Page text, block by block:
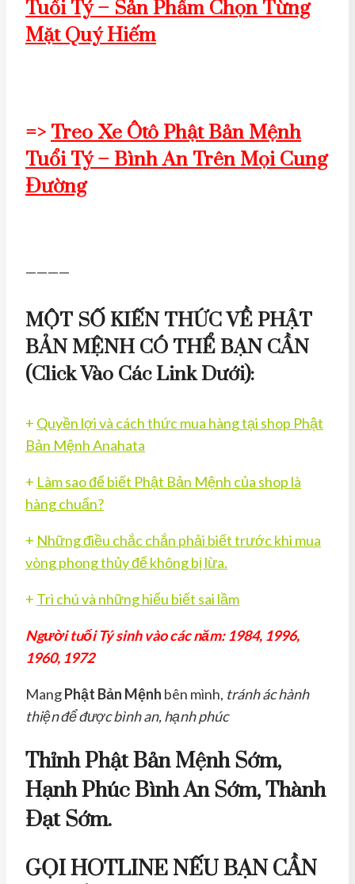
Tuổi Tý – Sản Phẩm Chọn Từng
Mặt Quý Hiếm
=> Treo Xe Ôtô Phật Bản Mệnh
Tuổi Tý – Bình An Trên Mọi Cung
Đường
————
MỘT SỐ KIẾN THỨC VỀ PHẬT
BẢN MỆNH CÓ THỂ BẠN CẦN
(click Vào Các Link Dưới):
+ Quyền lợi và cách thức mua hàng tại shop Phật
Bản Mệnh Anahata
+ Làm sao để biết Phật Bản Mệnh của shop là
hàng chuẩn?
+ Những điều chắc chắn phải biết trước khi mua
vòng phong thủy để không bị lừa.
+ Trì chú và những hiểu biết sai lầm
Người tuổi Tý sinh vào các năm: 1984, 1996,
1960, 1972
MangPhật Bản Mệnh bên mình, tránh ác hành
thiện để được bình an, hạnh phúc
Thỉnh Phật Bản Mệnh Sớm,
Hạnh Phúc Bình An Sớm, Thành
Đạt Sớm.
GỌI HOTLINE NẾU BẠN CẦN